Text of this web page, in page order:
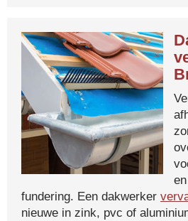
fundering. Een dakwerker
nieuwe in zink, pvc of